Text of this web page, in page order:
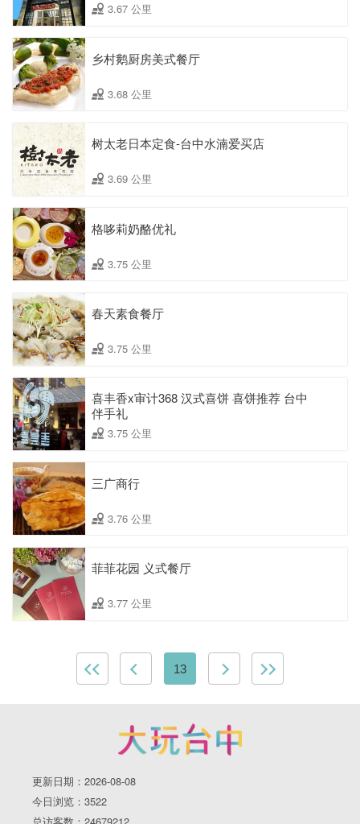
3.67 公里
乡村鹅厨房美式餐厅
3.68 公里
树太老日本定食-台中水湳爱买店
3.69 公里
格哆莉奶酪优礼
3.75 公里
春天素食餐厅
3.75 公里
喜丰香x审计368 汉式喜饼 喜饼推荐 台中
伴手礼
3.75 公里
三广商行
3.76 公里
菲菲花园 义式餐厅
3.77 公里
13
更新日期：2026-08-08
今日浏览：3522